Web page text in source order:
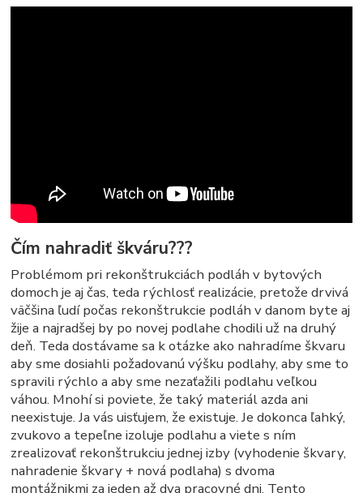
Čím nahradiť škváru???
Problémom pri rekonštrukciách podláh v bytových
domoch je aj čas, teda rýchlosť realizácie, pretože drvivá
väčšina ľudí počas rekonštrukcie podláh v danom byte aj
žije a najradšej by po novej podlahe chodili už na druhý
deň. Teda dostávame sa k otázke ako nahradíme škvaru
aby sme dosiahli požadovanú výšku podlahy, aby sme to
spravili rýchlo a aby sme nezaťažili podlahu veľkou
váhou. Mnohí si poviete, že taký materiál azda ani
neexistuje. Ja vás uisťujem, že existuje. Je dokonca ľahký,
zvukovo a tepeľne izoluje podlahu a viete s ním
zrealizovať rekonštrukciu jednej izby (vyhodenie škvary,
nahradenie škvary + nová podlaha) s dvoma
montážnikmi za jeden až dva pracovné dni. Tento